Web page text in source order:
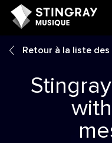
Retour à la liste des